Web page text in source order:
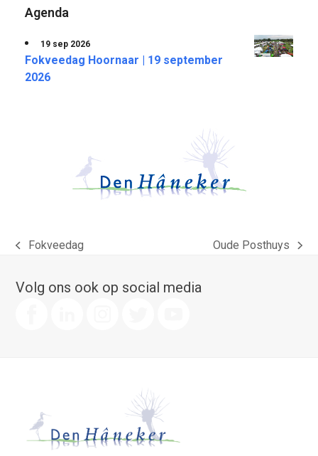
Agenda
19 sep 2026
Fokveedag Hoornaar | 19 september
2026
previous
Fokveedag
next
Oude Posthuys
Volg ons ook op social media